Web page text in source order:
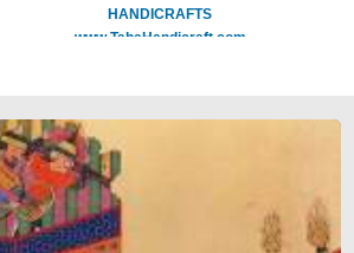
HANDICRAFTS
www.TahaHandicraft.com